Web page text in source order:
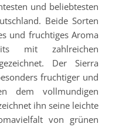
und beliebtesten
Beide Sorten
und fruchtiges Aroma
mit zahlreichen
Der Sierra
fruchtiger und
dem vollmundigen
ihn seine leichte
von grünen